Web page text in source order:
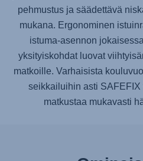
pehmustus ja säädettävä
mukana. Ergonominen
istuma-asennon
yksityiskohdat luovat
matkoille. Varhaisista
seikkailuihin asti SAFEFIX
matkustaa mukavasti